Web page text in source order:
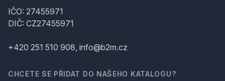
IČO: 27455971
DIČ: CZ27455971
+420 251 510 908, info@b2m.cz
CHCETE SE PŘIDAT DO NAŠEHO KATALOGU?